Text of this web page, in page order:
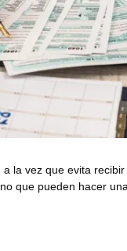
la vez que evita
que pueden hacer